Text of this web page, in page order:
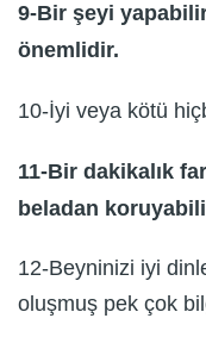
9-Bir şeyi
önemlidir.
10-İyi veya kötü
11-Bir dakikalık
beladan
12-Beyninizi iyi
oluşmuş pek çok